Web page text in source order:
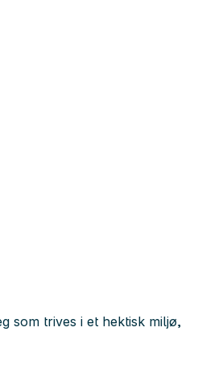
som trives i et hektisk miljø,